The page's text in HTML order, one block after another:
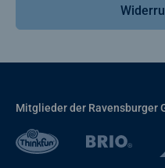
Mitglieder der Ravensburger